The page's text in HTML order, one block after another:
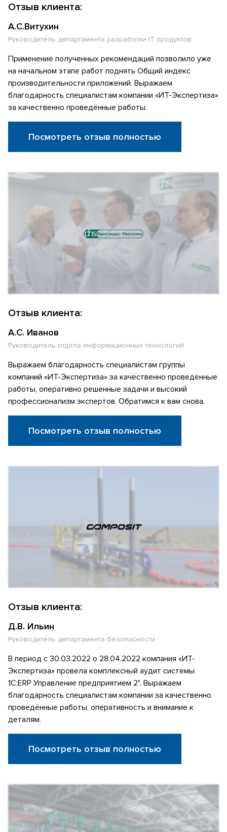
Отзыв клиента:
А.С.Витухин
Руководитель департамента разработки IT продуктов
Применение полученных рекомендаций позволило уже
на начальном этапе работ поднять Общий индекс
производительности приложений. Выражаем
благодарность специалистам компании «ИТ-Экспертиза»
за качественно проведённые работы.
Посмотреть отзыв полностью
Отзыв клиента:
А.С. Иванов
Руководитель отдела информационных технологий
Выражаем благодарность специалистам группы
компаний «ИТ-Экспертиза» за качественно проведённые
работы, оперативно решенные задачи и высокий
профессионализм экспертов. Обратимся к вам снова.
Посмотреть отзыв полностью
Отзыв клиента:
Д.В. Ильин
Руководитель департамента безопасности
В период с 30.03.2022 о 28.04.2022 компания «ИТ-
Экспертиза» провела комплексный аудит системы
1С:ERP Управление предприятием 2". Выражаем
благодарность специалистам компании за качественно
проведённые работы, оперативность и внимание к
деталям.
Посмотреть отзыв полностью